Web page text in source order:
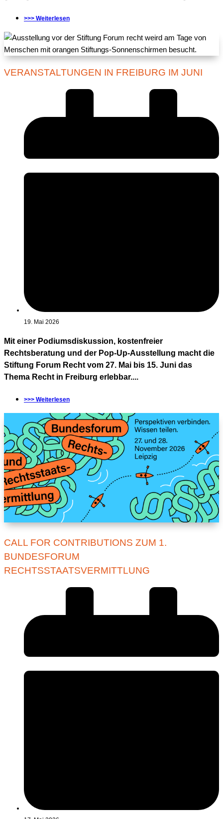
>>> Weiterlesen
VERANSTALTUNGEN IN FREIBURG IM JUNI
19. Mai 2026
Mit einer Podiumsdiskussion, kostenfreier
Rechtsberatung und der Pop-Up-Ausstellung macht die
Stiftung Forum Recht vom 27. Mai bis 15. Juni das
Thema Recht in Freiburg erlebbar....
>>> Weiterlesen
CALL FOR CONTRIBUTIONS ZUM 1.
BUNDESFORUM
RECHTSSTAATSVERMITTLUNG